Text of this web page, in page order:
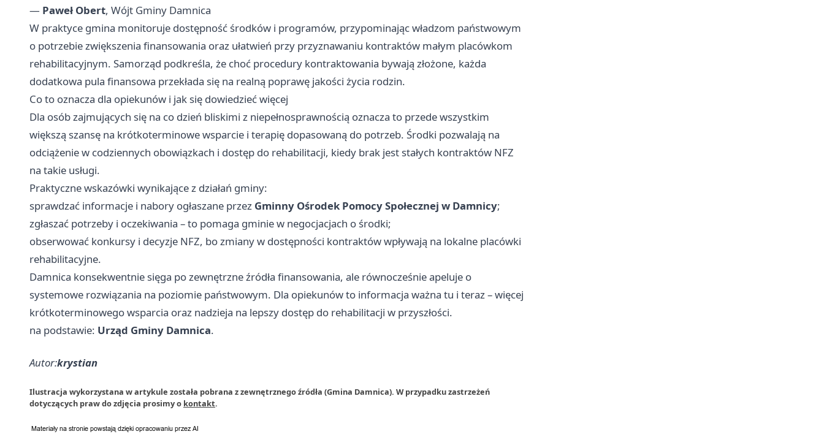
— Paweł Obert, Wójt Gminy Damnica
W praktyce gmina monitoruje dostępność środków i programów, przypominając władzom państwowym
o potrzebie zwiększenia finansowania oraz ułatwień przy przyznawaniu kontraktów małym placówkom
rehabilitacyjnym. Samorząd podkreśla, że choć procedury kontraktowania bywają złożone, każda
dodatkowa pula finansowa przekłada się na realną poprawę jakości życia rodzin.
Co to oznacza dla opiekunów i jak się dowiedzieć więcej
Dla osób zajmujących się na co dzień bliskimi z niepełnosprawnością oznacza to przede wszystkim
większą szansę na krótkoterminowe wsparcie i terapię dopasowaną do potrzeb. Środki pozwalają na
odciążenie w codziennych obowiązkach i dostęp do rehabilitacji, kiedy brak jest stałych kontraktów NFZ
na takie usługi.
Praktyczne wskazówki wynikające z działań gminy:
sprawdzać informacje i nabory ogłaszane przez Gminny Ośrodek Pomocy Społecznej w Damnicy;
zgłaszać potrzeby i oczekiwania – to pomaga gminie w negocjacjach o środki;
obserwować konkursy i decyzje NFZ, bo zmiany w dostępności kontraktów wpływają na lokalne placówki
rehabilitacyjne.
Damnica konsekwentnie sięga po zewnętrzne źródła finansowania, ale równocześnie apeluje o
systemowe rozwiązania na poziomie państwowym. Dla opiekunów to informacja ważna tu i teraz – więcej
krótkoterminowego wsparcia oraz nadzieja na lepszy dostęp do rehabilitacji w przyszłości.
na podstawie: Urząd Gminy Damnica.
Autor:krystian
Ilustracja wykorzystana w artykule została pobrana z zewnętrznego źródła (Gmina Damnica). W przypadku zastrzeżeń
dotyczących praw do zdjęcia prosimy o kontakt.